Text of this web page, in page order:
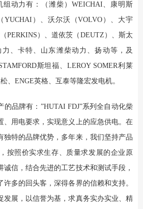
动力有：（潍柴）WEICHAI、康明斯
YUCHAI）、沃尔沃（VOLVO）、大宇
PERKINS）、道依茨（DEUTZ）、斯太
、卡特、山东潍柴动力、扬动等，及
斯坦福、LEROY SOMER利莱
、ENGE英格、互泰等隆宏发电机。
的品牌有：”HUTAI FDJ”系列全自动化柴
、用电要求，实现意义上的应急供电。在
独特的品牌优势，多年来，我们坚持产品
按照价实求生存、质量求发展的企业原
诚信，结合先进的工艺技术和测试手段，
多的回头客，深得各界的信赖和支持。
发展，以信誉为基，求真务实办实业、精